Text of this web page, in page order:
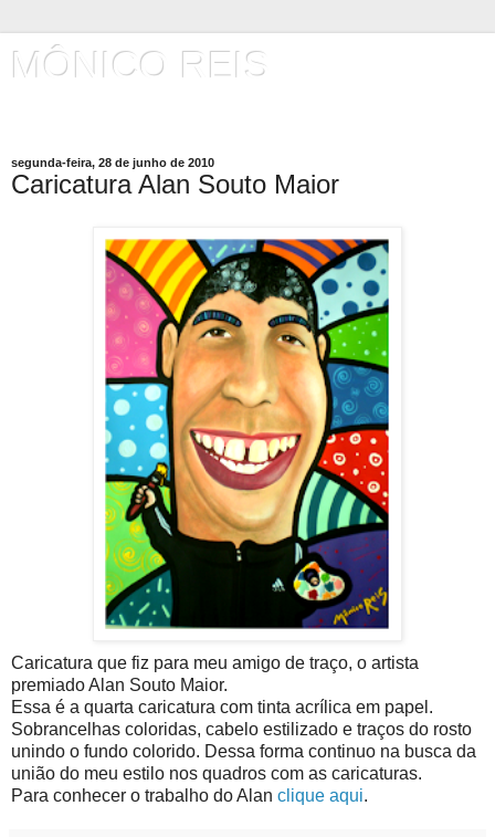
MÔNICO REIS
segunda-feira, 28 de junho de 2010
Caricatura Alan Souto Maior
Caricatura que fiz para meu amigo de traço, o artista
premiado Alan Souto Maior.
Essa é a quarta caricatura com tinta acrílica em papel.
Sobrancelhas coloridas, cabelo estilizado e traços do rosto
unindo o fundo colorido. Dessa forma continuo na busca da
união do meu estilo nos quadros com as caricaturas.
Para conhecer o trabalho do Alan clique aqui.